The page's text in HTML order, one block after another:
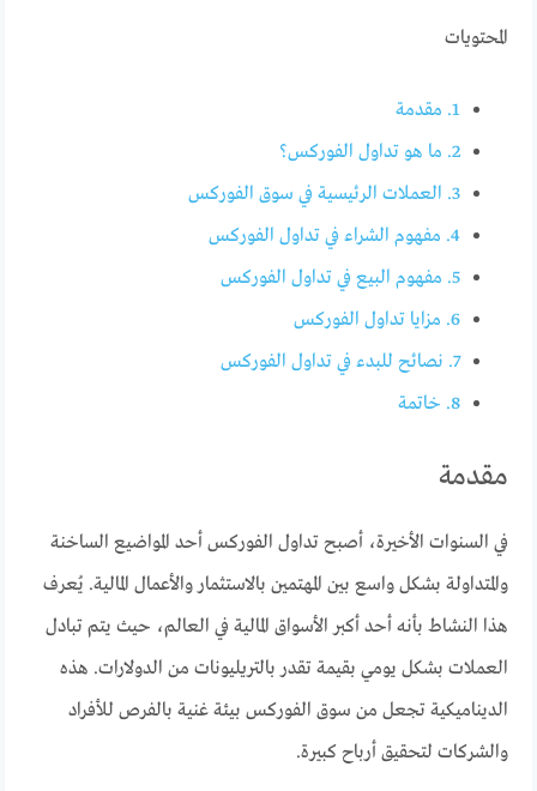
المحتويات
1. مقدمة
2. ما هو تداول الفوركس؟
3. العملات الرئيسية في سوق الفوركس
4. مفهوم الشراء في تداول الفوركس
5. مفهوم البيع في تداول الفوركس
6. مزايا تداول الفوركس
7. نصائح للبدء في تداول الفوركس
8. خاتمة
مقدمة
في السنوات الأخيرة، أصبح تداول الفوركس أحد المواضيع الساخنة
والمتداولة بشكل واسع بين المهتمين بالاستثمار والأعمال المالية. يُعرف
هذا النشاط بأنه أحد أكبر الأسواق المالية في العالم، حيث يتم تبادل
العملات بشكل يومي بقيمة تقدر بالتريليونات من الدولارات. هذه
الديناميكية تجعل من سوق الفوركس بيئة غنية بالفرص للأفراد
والشركات لتحقيق أرباح كبيرة.